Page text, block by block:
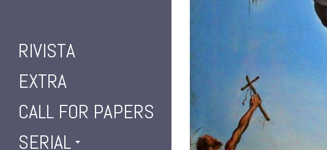
RIVISTA
EXTRA
CALL FOR PAPERS
SERIAL